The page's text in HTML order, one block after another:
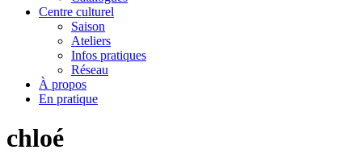
Centre culturel
Saison
Ateliers
Infos pratiques
Réseau
À propos
En pratique
chloé